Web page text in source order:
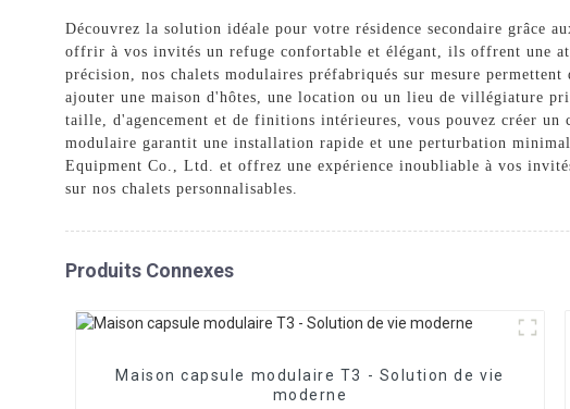
Découvrez la solution idéale pour votre résidence secondaire grâce
offrir à vos invités un refuge confortable et élégant, ils offrent une
précision, nos chalets modulaires préfabriqués sur mesure
ajouter une maison d'hôtes, une location ou un lieu de villégiature
taille, d'agencement et de finitions intérieures, vous pouvez créer un
modulaire garantit une installation rapide et une perturbation
Equipment Co., Ltd. et offrez une expérience inoubliable à vos
sur nos chalets personnalisables.
Produits Connexes
Maison capsule modulaire T3 - Solution de vie
moderne